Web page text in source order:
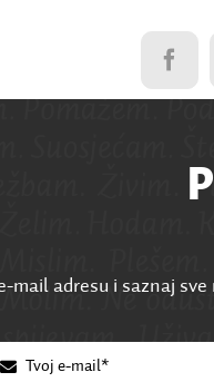
mail adresu i saznaj